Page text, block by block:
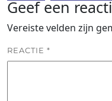
Geef een
Vereiste velden zijn
REACTIE *